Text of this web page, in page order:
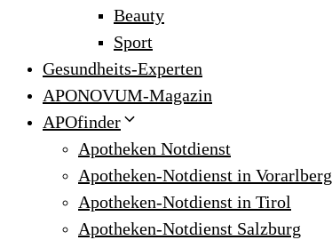
Beauty
Sport
Gesundheits-Experten
APONOVUM-Magazin
APOfinder
Apotheken Notdienst
Apotheken-Notdienst in Vorarlberg
Apotheken-Notdienst in Tirol
Apotheken-Notdienst Salzburg